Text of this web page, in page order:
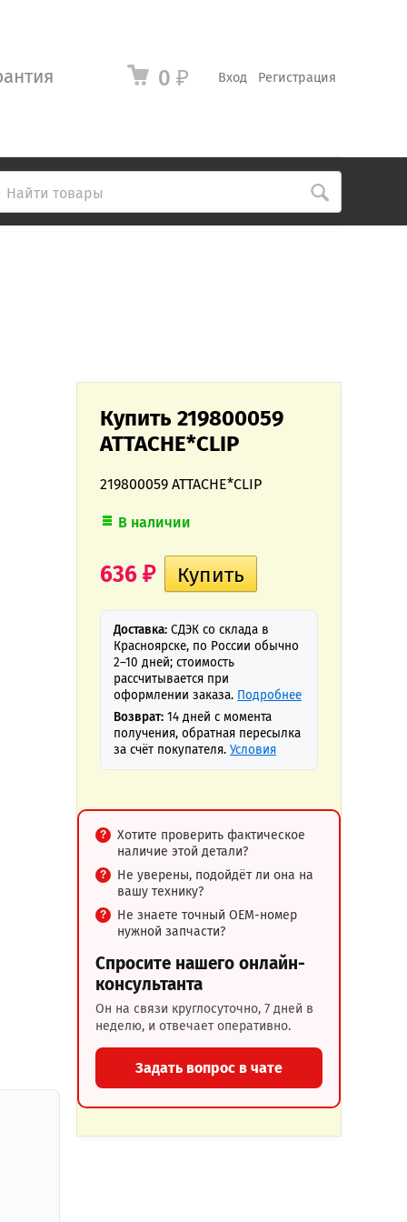
Вход Регистрация
0 ₽
Купить 219800059
ATTACHE*CLIP
219800059 ATTACHE*CLIP
В наличии
636 ₽
Доставка: СДЭК со склада в
Красноярске, по России обычно
2–10 дней; стоимость
рассчитывается при
оформлении заказа. Подробнее
Возврат: 14 дней с момента
получения, обратная пересылка
за счёт покупателя. Условия
Хотите проверить фактическое
наличие этой детали?
Не уверены, подойдёт ли она на
вашу технику?
Не знаете точный OEM-номер
нужной запчасти?
Спросите нашего онлайн-
консультанта
Он на связи круглосуточно, 7 дней в
неделю, и отвечает оперативно.
Задать вопрос в чате